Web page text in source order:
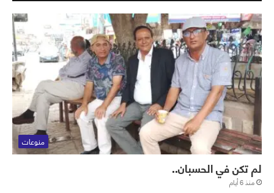
منوعات
لم تكن في الحسبان..
منذ 6 أيام